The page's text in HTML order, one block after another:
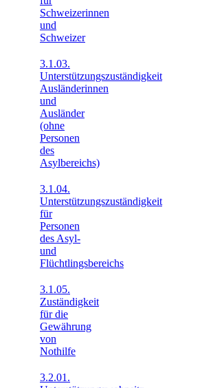
Schweizerinnen
und
Schweizer
3.1.03.
Unterstützungszuständigkeit
Ausländerinnen
und
Ausländer
(ohne
Personen
des
Asylbereichs)
3.1.04.
Unterstützungszuständigkeit
für
Personen
des Asyl-
und
Flüchtlingsbereichs
3.1.05.
Zuständigkeit
für die
Gewährung
von
Nothilfe
3.2.01.